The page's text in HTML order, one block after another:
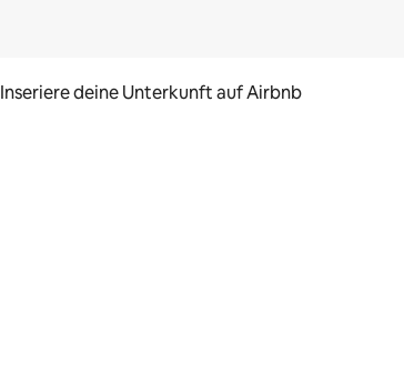
Inseriere deine Unterkunft auf Airbnb